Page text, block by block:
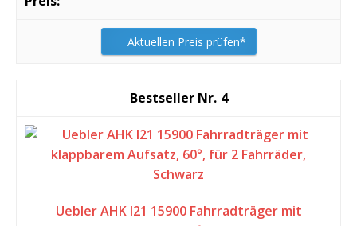
Aktuellen Preis prüfen*
4
Uebler AHK I21 15900 Fahrradträger mit